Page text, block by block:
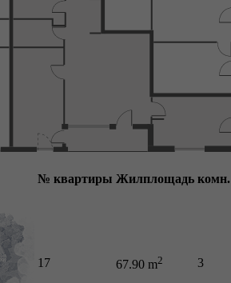
№ квартиры Жилплощадь комн.
17 67.90 m2 3